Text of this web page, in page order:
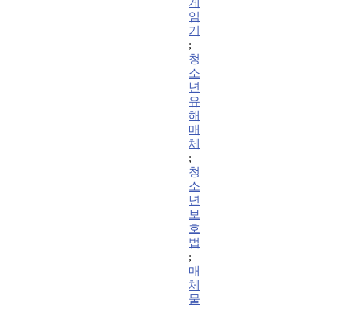
게
임
기
;
청
소
년
유
해
매
체
;
청
소
년
보
호
법
;
매
체
물